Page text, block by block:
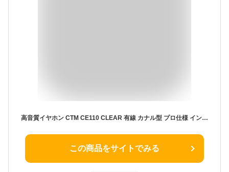
高音質イヤホン CTM CE110 CLEAR 有線 カナル型 プロ仕様 インイヤー モニター | 高遮音性 イヤモニ イヤーモニター ゲーミングイヤホン 4芯ケーブル付属 イヤフォン 有線イヤホン ダイナミック型 Clear Tune Monitors 耳掛け
この商品をサイトでみる